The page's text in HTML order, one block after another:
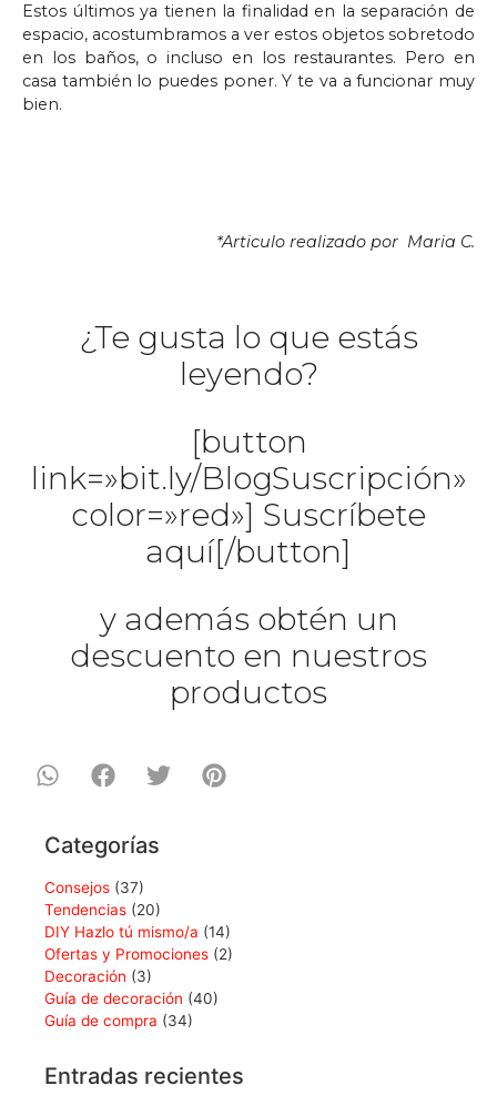
Estos últimos ya tienen la finalidad en la separación de
espacio, acostumbramos a ver estos objetos sobretodo
en los baños, o incluso en los restaurantes. Pero en
casa también lo puedes poner. Y te va a funcionar muy
bien.
*Articulo realizado por Maria C.
¿Te gusta lo que estás
leyendo?
[button
link=»bit.ly/BlogSuscripción»
color=»red»] Suscríbete
aquí[/button]
y además obtén un
descuento en nuestros
productos
Categorías
Consejos (37)
Tendencias (20)
DIY Hazlo tú mismo/a (14)
Ofertas y Promociones (2)
Decoración (3)
Guía de decoración (40)
Guía de compra (34)
Entradas recientes